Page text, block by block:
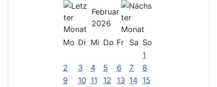
Februar
2026
Mo Di Mi Do Fr Sa So
1
2
3 4 5 6 7
8
9
10 11 12 13 14 15